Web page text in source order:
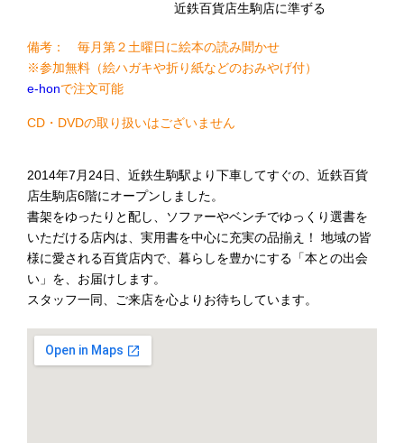
近鉄百貨店生駒店に準ずる
備考： 毎月第２土曜日に絵本の読み聞かせ
※参加無料（絵ハガキや折り紙などのおみやげ付）
e-honで注文可能
CD・DVDの取り扱いはございません
2014年7月24日、近鉄生駒駅より下車してすぐの、近鉄百貨
店生駒店6階にオープンしました。
書架をゆったりと配し、ソファーやベンチでゆっくり選書を
いただける店内は、実用書を中心に充実の品揃え！ 地域の皆
様に愛される百貨店内で、暮らしを豊かにする「本との出会
い」を、お届けします。
スタッフ一同、ご来店を心よりお待ちしています。